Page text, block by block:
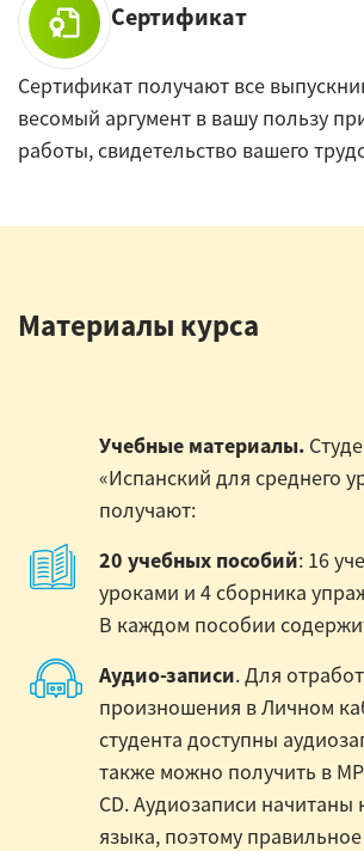
Сертификат
Сертификат получают все
весомый аргумент в вашу пользу
работы, свидетельство вашего
Материалы курса
Учебные материалы.
«Испанский для среднего
получают:
20 учебных пособий: 16
уроками и 4 сборника
В каждом пособии
Аудио-записи. Для
произношения в Личном
студента доступны
также можно получить в
CD. Аудиозаписи начитаны
языка, поэтому правильное